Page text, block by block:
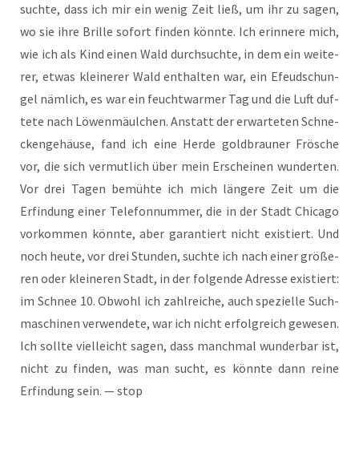
such­te, dass ich mir ein wenig Zeit ließ, um ihr zu sagen,
wo sie ihre Bril­le sofort fin­den könn­te. Ich erin­ne­re mich,
wie ich als Kind einen Wald durch­such­te, in dem ein wei­te­
rer, etwas klei­ne­rer Wald ent­hal­ten war, ein Efeu­dschun­
gel näm­lich, es war ein feucht­war­mer Tag und die Luft duf­
te­te nach Löwen­mäul­chen. Anstatt der erwar­te­ten Schne­
cken­ge­häu­se, fand ich eine Her­de gold­brau­ner Frö­sche
vor, die sich ver­mut­lich über mein Erschei­nen wun­der­ten.
Vor drei Tagen bemüh­te ich mich län­ge­re Zeit um die
Erfin­dung einer Tele­fon­num­mer, die in der Stadt Chi­ca­go
vor­kom­men könn­te, aber garan­tiert nicht exis­tiert. Und
noch heu­te, vor drei Stun­den, such­te ich nach einer grö­ße­
ren oder klei­ne­ren Stadt, in der fol­gen­de Adres­se exis­tiert:
im Schnee 10. Obwohl ich zahl­rei­che, auch spe­zi­el­le Such­
ma­schi­nen ver­wen­de­te, war ich nicht erfolg­reich gewe­sen.
Ich soll­te viel­leicht sagen, dass manch­mal wun­der­bar ist,
nicht zu fin­den, was man sucht, es könn­te dann rei­ne
Erfin­dung sein. — stop